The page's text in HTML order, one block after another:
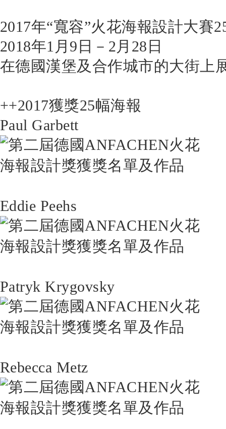
2017年“寬容”火花海報設計大賽
2018年1月9日－2月28日
在德國漢堡及合作城市的大街上
++2017獲獎25幅海報
Paul Garbett
Eddie Peehs
Patryk Krygovsky
Rebecca Metz